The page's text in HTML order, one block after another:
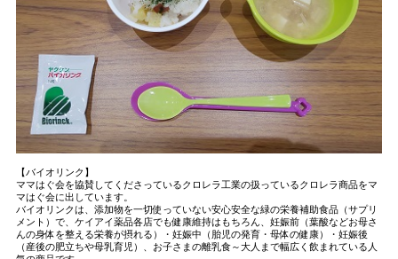
【バイオリンク】
ママはぐ会を協賛してくださっているクロレラ工業の扱っているクロレラ商品をマ
マはぐ会に出しています。
バイオリンクは、添加物を一切使っていない安心安全な緑の栄養補助食品（サプリ
メント）で、ケイアイ薬品各店でも健康維持はもちろん、妊娠前（葉酸などお母さ
んの身体を整える栄養が摂れる）・妊娠中（胎児の発育・母体の健康）・妊娠後
（産後の肥立ちや母乳育児）、お子さまの離乳食～大人まで幅広く飲まれている人